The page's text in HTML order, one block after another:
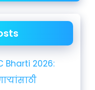
Bharti 2026: